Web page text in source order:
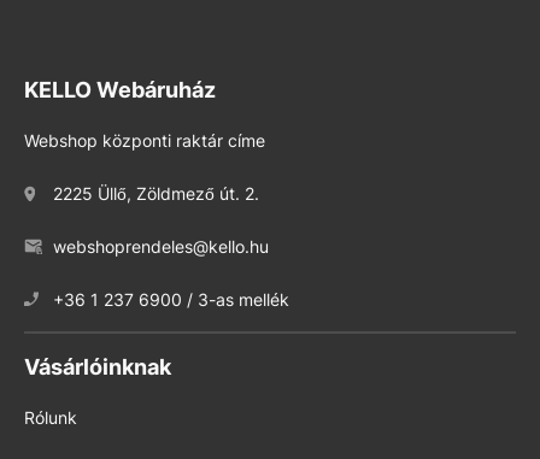
KELLO Webáruház
Webshop központi raktár címe
2225 Üllő, Zöldmező út. 2.
webshoprendeles@kello.hu
+36 1 237 6900 / 3-as mellék
Vásárlóinknak
Rólunk